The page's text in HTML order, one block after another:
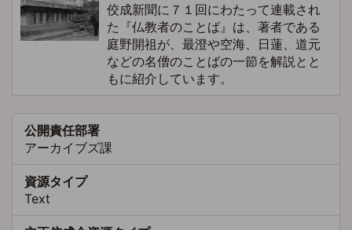
佼成新聞に７１回にわたって連載され
た『仏教者のことば』は、著者である
庭野開祖が、最澄や空海、日蓮、道元
などの名僧のことばの一節を解説とと
もに紹介しています。
公開責任部署
アーカイブズ課
資源タイプ
Text